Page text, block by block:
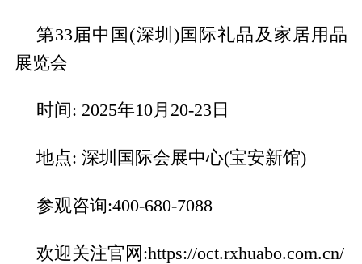
第33届中国(深圳)国际礼品及家居用品
展览会
时间: 2025年10月20-23日
地点: 深圳国际会展中心(宝安新馆)
参观咨询:400-680-7088
欢迎关注官网:https://oct.rxhuabo.com.cn/